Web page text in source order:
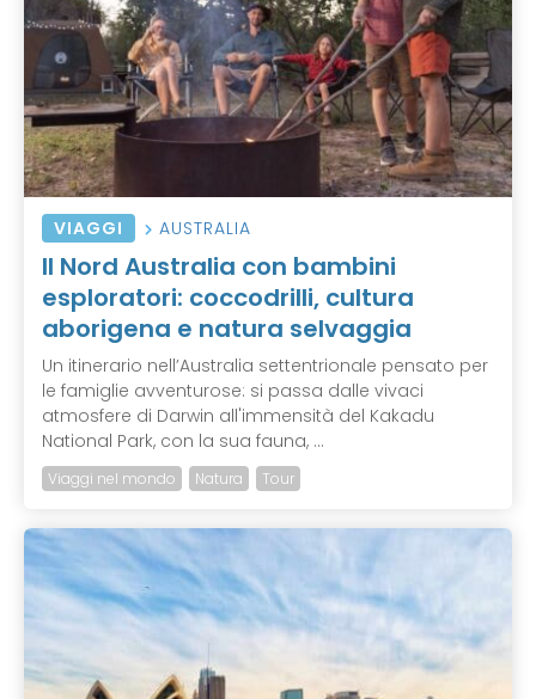
VIAGGI AUSTRALIA
Il Nord Australia con bambini
esploratori: coccodrilli, cultura
aborigena e natura selvaggia
Un itinerario nell’Australia settentrionale pensato per
le famiglie avventurose: si passa dalle vivaci
atmosfere di Darwin all'immensità del Kakadu
National Park, con la sua fauna, ...
Viaggi nel mondo Natura Tour